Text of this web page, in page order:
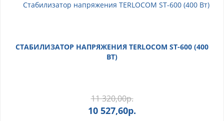
СТАБИЛИЗАТОР НАПРЯЖЕНИЯ TERLOCOM ST-600 (400
ВТ)
11 320,00р.
10 527,60р.